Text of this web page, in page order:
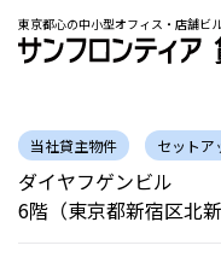
東京都心の中小型オフィス・店舗ビ
当社貸主物件 セットア
ダイヤフゲンビル
6階（東京都新宿区北新